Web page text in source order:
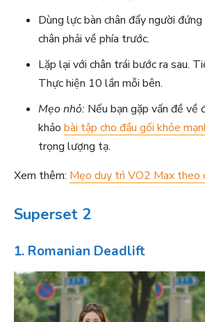
Dùng lực bàn chân đẩy người
chân phải về phía trước.
Lặp lại với chân trái bước ra sau.
Thực hiện 10 lần mỗi bên.
Mẹo nhỏ: Nếu bạn gặp vấn đề về
khảo bài tập cho đầu gối khỏe
trọng lượng tạ.
Xem thêm: Mẹo duy trì VO2 Max theo
Superset 2
1. Romanian Deadlift